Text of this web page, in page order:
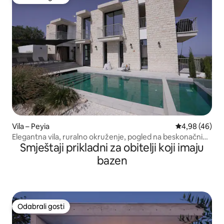
Vila – Peyia Prosječna
4,98 (46)
Elegantna vila, ruralno okruženje, pogled na beskonačni
bazen
Smještaji prikladni za obitelji koji imaju
bazen
Odabrali gosti
Odabrali gosti